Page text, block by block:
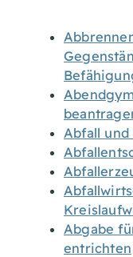
Abfall
Abgabe
entrichten